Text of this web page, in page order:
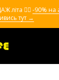
літа ❤️‍🔥 -90% на
тут →